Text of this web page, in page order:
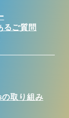
るご質問
取り組み